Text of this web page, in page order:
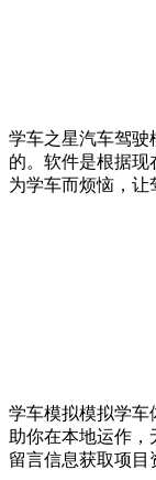
学车之星汽车驾驶
的。软件是根据
为学车而烦恼，让
学车模拟模拟学车
助你在本地运作
留言信息获取项目